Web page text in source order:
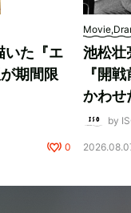
いた『エ
期間限
0
池松壮
『開
かわせ
by